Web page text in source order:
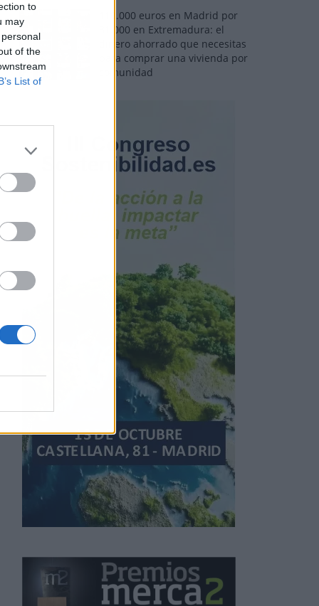
to
may
of the
List of
110.000 euros en Madrid por
31.000 en Extremadura: el
dinero ahorrado que necesitas
para comprar una vivienda por
comunidad